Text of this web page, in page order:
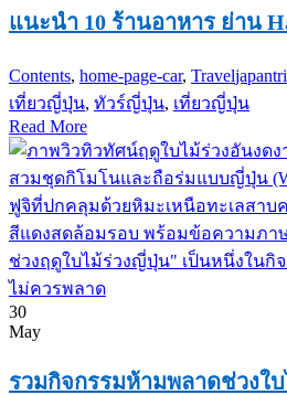
แนะนำ 10 ร้านอาหาร ย่าน
Contents, home-page-car, Travel
เที่ยวญี่ปุ่น, ทัวร์ญี่ปุ่น, เที่ยวญี่ปุ่น
Read More
30
May
รวมกิจกรรมห้ามพลาดช่วงใ